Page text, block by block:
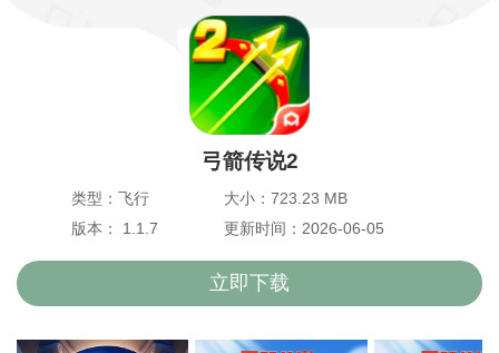
弓箭传说2
类型：飞行
大小：723.23 MB
版本： 1.1.7
更新时间：2026-06-05
立即下载